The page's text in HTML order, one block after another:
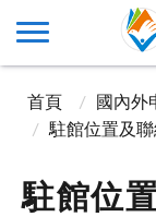
首頁 國內外
駐館位置及
駐館位